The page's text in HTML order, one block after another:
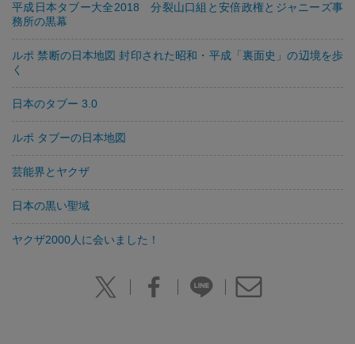
平成日本タブー大全2018 分裂山口組と安倍政権とジャニーズ事
務所の黒幕
ルポ 禁断の日本地図 封印された昭和・平成「裏面史」の辺境を歩
く
日本のタブー 3.0
ルポ タブーの日本地図
芸能界とヤクザ
日本の黒い聖域
ヤクザ2000人に会いました！